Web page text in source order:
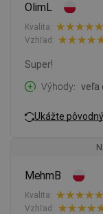
OlimL
Kvalita:
Vzhľad:
Super!
Výhody
veľa
Ukážte
MehmB
Kvalita:
Vzhľad: